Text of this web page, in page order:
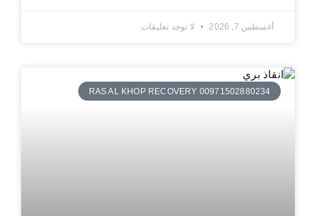
أغسطس 7, 2026 لا توجد تعليقات
RAS AL KHOP RECOVERY 00971502880234